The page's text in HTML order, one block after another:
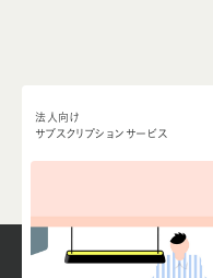
法人向け
サブスクリプションサービス